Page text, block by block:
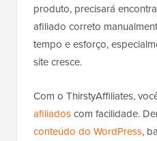
produto, precisará
afiliado correto
tempo e esforço,
site cresce.
Com o ThirstyAffiliates,
afiliadoscom facilidade.
conteúdo do WordPress,